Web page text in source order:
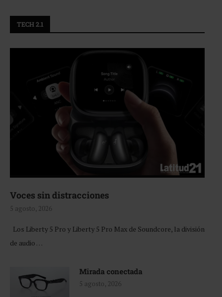
TECH 2.1
Voces sin distracciones
5 agosto, 2026
Los Liberty 5 Pro y Liberty 5 Pro Max de Soundcore, la división
de audio …
Mirada conectada
5 agosto, 2026